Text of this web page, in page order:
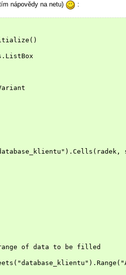
nápovědy na netu) :
of data to be filled